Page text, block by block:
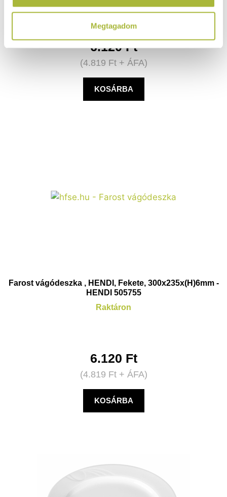
Megtagadom
6.120Ft
(4.819 Ft+ ÁFA)
KOSÁRBA
Farost vágódeszka , HENDI, Fekete, 300x235x(H)6mm -
HENDI 505755
Raktáron
6.120 Ft
(4.819 Ft+ ÁFA)
KOSÁRBA